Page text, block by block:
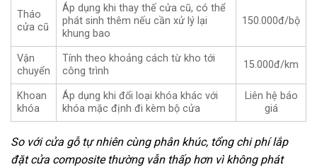
Tháo
cửa cũ
Áp dụng khi thay thế cửa cũ, có thể
phát sinh thêm nếu cần xử lý lại
khung bao
150.000đ/bộ
Vận
chuyển
Tính theo khoảng cách từ kho tới
công trình
15.000đ/km
Khoan
khóa
Áp dụng khi đổi loại khóa khác với
khóa mặc định đi kèm bộ cửa
Liên hệ báo
giá
So với cửa gỗ tự nhiên cùng phân khúc, tổng chi phí lắp
đặt cửa composite thường vẫn thấp hơn vì không phát